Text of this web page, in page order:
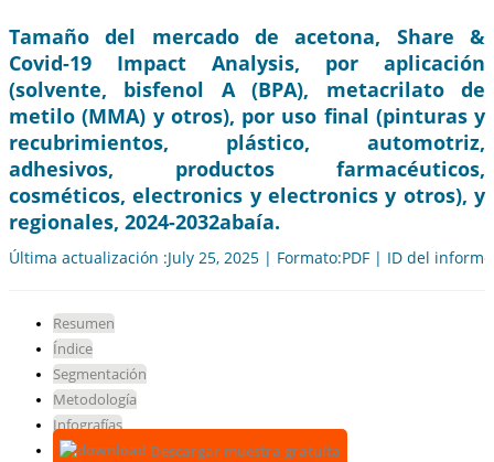
Tamaño del mercado de acetona, Share &
Covid-19 Impact Analysis, por aplicación
(solvente, bisfenol A (BPA), metacrilato de
metilo (MMA) y otros), por uso final (pinturas y
recubrimientos, plástico, automotriz,
adhesivos, productos farmacéuticos,
cosméticos, electronics y electronics y otros), y
regionales, 2024-2032abaía.
Última actualización :July 25, 2025 | Formato:PDF | ID del
Resumen
Índice
Segmentación
Metodología
Infografías
Descargar muestra gratuita